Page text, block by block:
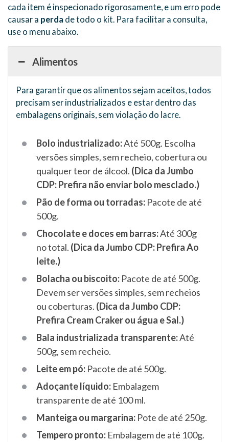
cada item é inspecionado rigorosamente, e um erro pode
causar a perda de todo o kit. Para facilitar a consulta,
use o menu abaixo.
Alimentos
Para garantir que os alimentos sejam aceitos, todos
precisam ser industrializados e estar dentro das
embalagens originais, sem violação do lacre.
Bolo industrializado:Até 500g. Escolha
versões simples, sem recheio, cobertura ou
qualquer teor de álcool. (Dica da Jumbo
CDP: Prefira não enviar bolo mesclado.)
Pão de forma ou torradas: Pacote de até
500g.
Chocolate e doces em barras:Até 300g
no total. (Dica da Jumbo CDP: Prefira Ao
leite.)
Bolacha ou biscoito: Pacote de até 500g.
Devem ser versões simples, sem recheios
ou coberturas. (Dica da Jumbo CDP:
Prefira Cream Craker ou água e Sal.)
Bala industrializada transparente:Até
500g, sem recheio.
Leite em pó: Pacote de até 500g.
Adoçante líquido: Embalagem
transparente de até 100 ml.
Manteiga ou margarina: Pote de até 250g.
Tempero pronto: Embalagem de até 100g.